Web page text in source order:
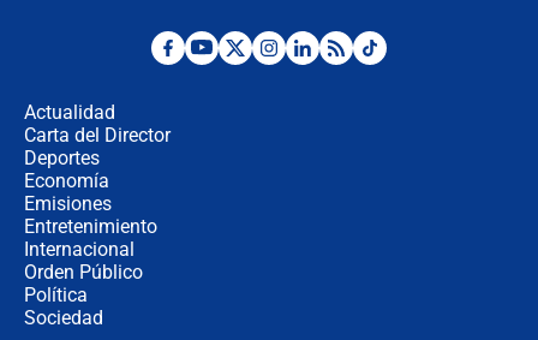
Desde dermatitis hasta infecciones:
Actualidad
Carta del Director
Deportes
Economía
Emisiones
Entretenimiento
Internacional
Orden Público
Política
Sociedad